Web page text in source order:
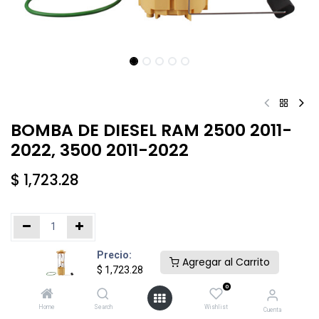
Precio:
$ 1,723.28
Agregar al Carrito
Home Search
0
Wishlist Cuenta
BOMBA DE DIESEL RAM 2500 2011-
2022, 3500 2011-2022
$ 1,723.28
Añadir al carrito Comprar ahora
Agregar a la lista de deseos